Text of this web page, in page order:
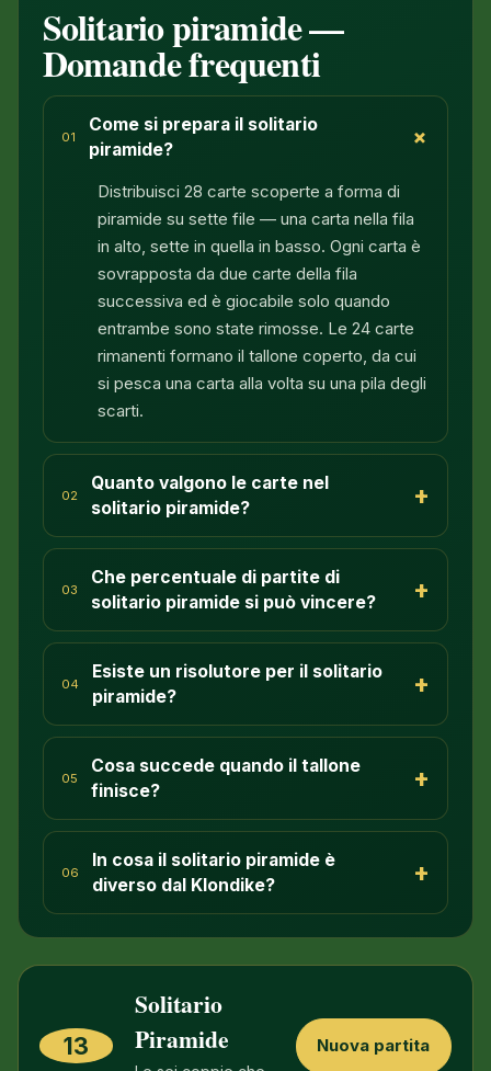
Solitario piramide —
Domande frequenti
01
Come si prepara il solitario
piramide?
+
Distribuisci 28 carte scoperte a forma di
piramide su sette file — una carta nella fila
in alto, sette in quella in basso. Ogni carta è
sovrapposta da due carte della fila
successiva ed è giocabile solo quando
entrambe sono state rimosse. Le 24 carte
rimanenti formano il tallone coperto, da cui
si pesca una carta alla volta su una pila degli
scarti.
02
Quanto valgono le carte nel
solitario piramide?
+
03
Che percentuale di partite di
solitario piramide si può vincere?
+
04
Esiste un risolutore per il solitario
piramide?
+
05
Cosa succede quando il tallone
finisce?
+
06
In cosa il solitario piramide è
diverso dal Klondike?
+
13
Solitario
Piramide
Nuova partita